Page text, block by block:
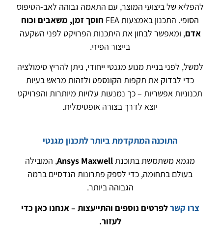
להפליא של ביצועי המוצר, עם התאמה גבוהה לאב-הטיפוס
הסופי. התכנון באמצעות FEA
חוסך זמן, משאבים וכוח
אדם, ומאפשר לבחון את היתכנות הפרויקט לפני השקעה
בייצור הפיזי.
למשל, לפני בניית מנוע מגנטי ייחודי, ניתן להריץ סימולציה
כדי לבדוק את תקפות הקונספט ולזהות מראש בעיות
תכנוניות אפשריות – כך נמנעות עלויות מיותרות והפרויקט
יוצא לדרך בצורה אופטימלית.
התוכנה המתקדמת ביותר לתכנון מגנטי
מגמא משתמשת בתוכנתAnsys Maxwell, המובילה
בעולם בתחומה, כדי לספק פתרונות הנדסיים ברמה
הגבוהה ביותר.
צרו קשרלפרטים נוספים והתייעצות – אנחנו כאן כדי
לעזור.